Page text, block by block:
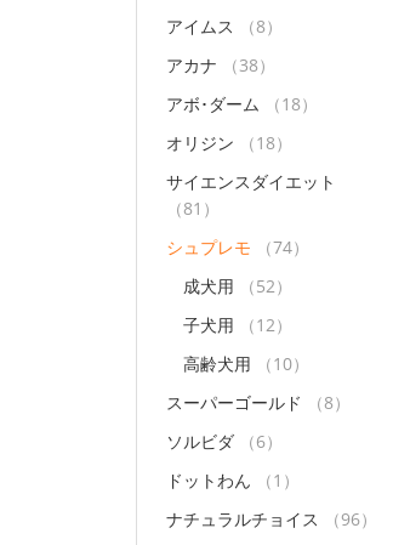
アイムス
（8）
アカナ
（38）
アボ･ダーム
（18）
オリジン
（18）
サイエンスダイエット
（81）
シュプレモ
（74）
成犬用
（52）
子犬用
（12）
高齢犬用
（10）
スーパーゴールド
（8）
ソルビダ
（6）
ドットわん
（1）
ナチュラルチョイス
（96）